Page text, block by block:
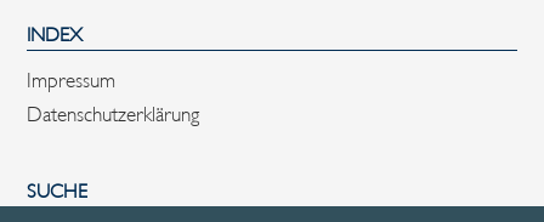
INDEX
Impressum
Datenschutzerklärung
SUCHE